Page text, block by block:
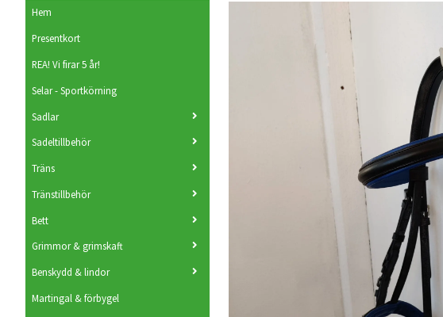
Hem
Presentkort
REA! Vi firar 5 år!
Selar - Sportkörning
Sadlar
Sadeltillbehör
Träns
Tränstillbehör
Bett
Grimmor & grimskaft
Benskydd & lindor
Martingal & förbygel